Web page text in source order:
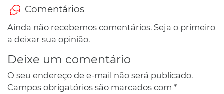
Comentários
Ainda não recebemos comentários. Seja o primeiro
a deixar sua opinião.
Deixe um comentário
O seu endereço de e-mail não será publicado.
Campos obrigatórios são marcados com *